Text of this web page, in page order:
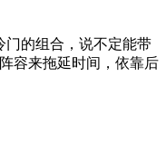
门的组合，说不定能带
容来拖延时间，依靠后